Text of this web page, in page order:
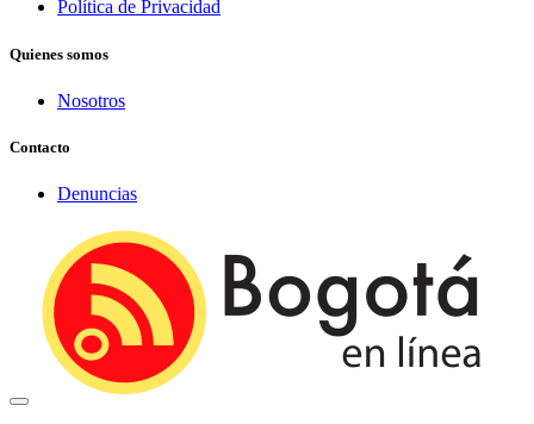
Política de Privacidad
Quienes somos
Nosotros
Contacto
Denuncias